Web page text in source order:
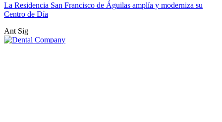
La Residencia San Francisco de Águilas amplía y moderniza su
Centro de Día
Ant Sig